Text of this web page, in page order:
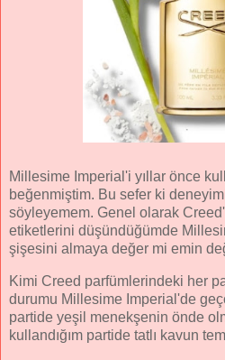
Millesime Imperial'i yıllar önce
beğenmiştim. Bu sefer ki
söyleyemem. Genel olarak
etiketlerini düşündüğümde
şişesini almaya değer mi emin
Kimi Creed parfümlerindeki her
durumu Millesime Imperial'de
partide yeşil menekşenin önde
kullandığım partide tatlı kavun